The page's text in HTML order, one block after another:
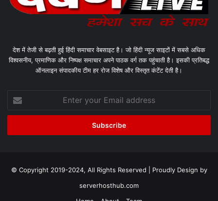
देश में तेजी से बढ़ती हुई हिंदी समाचार वेबसाइट है। जो हिंदी न्यूज साइटों में सबसे अधिक
विश्वसनीय, प्रमाणिक और निष्पक्ष समाचार अपने पाठक वर्ग तक पहुंचाती है। इसकी प्रतिबद्ध
ऑनलाइन संपादकीय टीम हर रोज विशेष और विस्तृत कंटेंट देती है।
your
Email
© Copyright 2019-2024, All Rights Reserved | Proudly Design by
serverhosthub.com